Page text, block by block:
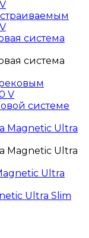
система
система
V
системе
Magnetic Ultra
Magnetic Ultra
Ultra
Ultra Slim